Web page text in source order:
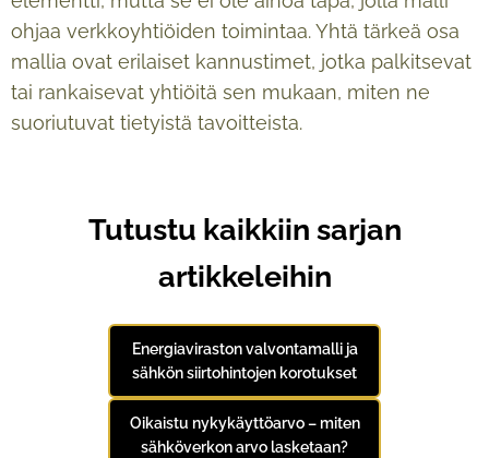
ohjaa verkkoyhtiöiden toimintaa. Yhtä tärkeä osa
mallia ovat erilaiset kannustimet, jotka palkitsevat
tai rankaisevat yhtiöitä sen mukaan, miten ne
suoriutuvat tietyistä tavoitteista.
Tutustu kaikkiin sarjan
artikkeleihin
Energiaviraston valvontamalli ja
sähkön siirtohintojen korotukset
Oikaistu nykykäyttöarvo – miten
sähköverkon arvo lasketaan?